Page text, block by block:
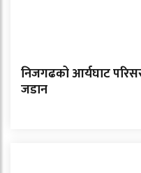
निजगढको आर्यघाट
जडान